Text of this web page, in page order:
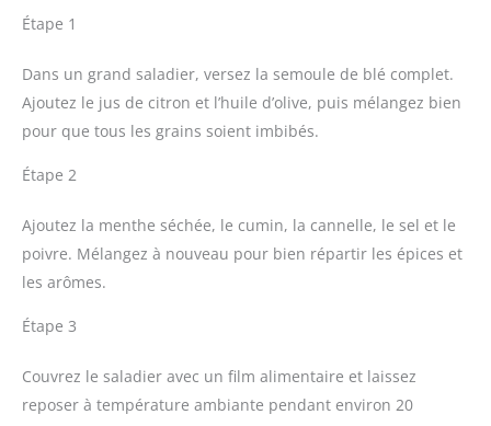
Étape 1
Dans un grand saladier, versez la semoule de blé complet.
Ajoutez le jus de citron et l’huile d’olive, puis mélangez bien
pour que tous les grains soient imbibés.
Étape 2
Ajoutez la menthe séchée, le cumin, la cannelle, le sel et le
poivre. Mélangez à nouveau pour bien répartir les épices et
les arômes.
Étape 3
Couvrez le saladier avec un film alimentaire et laissez
reposer à température ambiante pendant environ 20